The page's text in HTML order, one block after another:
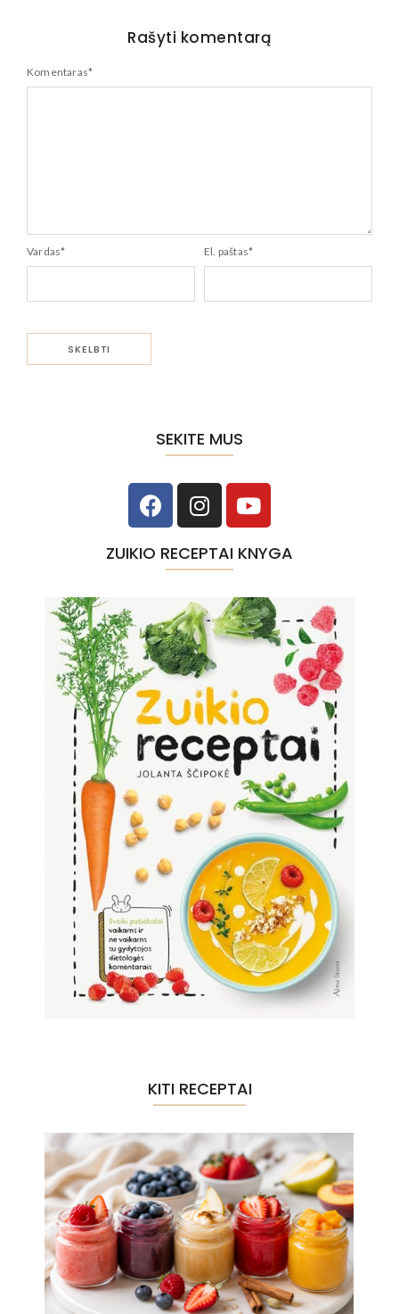
Rašyti komentarą
Komentaras*
Vardas* El. paštas*
SEKITE MUS
ZUIKIO RECEPTAI KNYGA
KITI RECEPTAI